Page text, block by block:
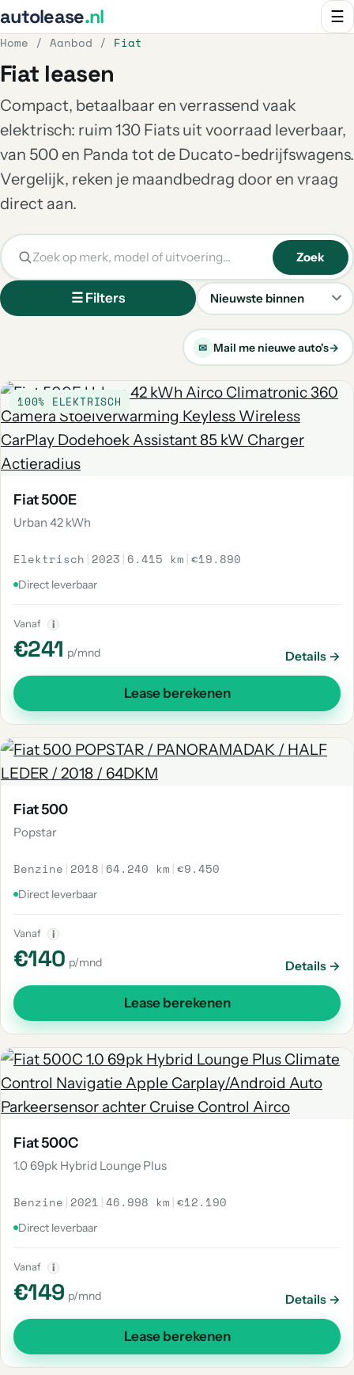
autolease.nl ☰
Home / Aanbod / Fiat
Fiat leasen
Compact, betaalbaar en verrassend vaak
elektrisch: ruim 130 Fiats uit voorraad leverbaar,
van 500 en Panda tot de Ducato-bedrijfswagens.
Vergelijk, reken je maandbedrag door en vraag
direct aan.
☰ Filters
Sorteren
Zoek
✉ Mail me nieuwe auto's→
100% ELEKTRISCH
Fiat 500E
Urban 42 kWh
Elektrisch | 2023 | 6.415 km |€19.890
Direct leverbaar
Vanaf i
€241 p/mnd Details →
Lease berekenen
Fiat 500
Popstar
Benzine | 2018 | 64.240 km |€9.450
Direct leverbaar
Vanaf i
€140 p/mnd Details →
Lease berekenen
Fiat 500C
1.0 69pk Hybrid Lounge Plus
Benzine | 2021 |46.998 km |€12.190
Direct leverbaar
Vanaf i
€149 p/mnd Details →
Lease berekenen